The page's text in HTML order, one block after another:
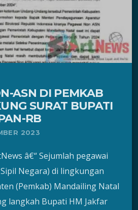
ASN DI PEMKAB
SURAT BUPATI
RB
2023
â€“ Sejumlah pegawai
Negara) di lingkungan
(Pemkab) Mandailing Natal
langkah Bupati HM Jakfar